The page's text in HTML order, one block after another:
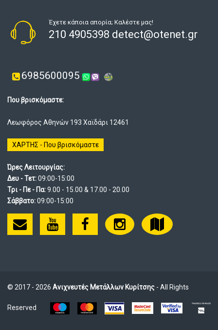
Έχετε κάποια απορία; Καλέστε μας!
210 4905398 detect@otenet.gr
6985600095
Που βρισκόμαστε:
Λεωφόρος Αθηνών 193 Χαϊδάρι 12461
ΧΑΡΤΗΣ - Που βρισκόμαστε
Ώρες Λειτουργίας:
Δευ - Τετ:09:00-15:00
Τρι - Πε - Πα:9.00 - 15.00 & 17.00 - 20.00
Σάββατο:09:00-15:00
© 2017 - 2026 Ανιχνευτές Μετάλλων Κυρίτσης - All Rights
Reserved